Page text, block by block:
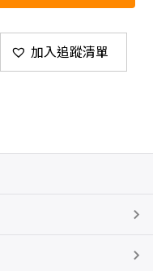
加入追蹤清單